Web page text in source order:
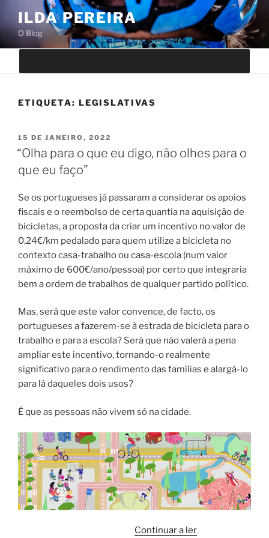
o
conteúdo
ILDA PEREIRA
O Blog
ETIQUETA: LEGISLATIVAS
PUBLICADO
EM
15 DE JANEIRO, 2022
“Olha para o que eu digo, não olhes para o
que eu faço”
Se os portugueses já passaram a considerar os apoios
fiscais e o reembolso de certa quantia na aquisição de
bicicletas, a proposta da criar um incentivo no valor de
0,24€/km pedalado para quem utilize a bicicleta no
contexto casa-trabalho ou casa-escola (num valor
máximo de 600€/ano/pessoa) por certo que integraria
bem a ordem de trabalhos de qualquer partido político.
Mas, será que este valor convence, de facto, os
portugueses a fazerem-se à estrada de bicicleta para o
trabalho e para a escola? Será que não valerá a pena
ampliar este incentivo, tornando-o realmente
significativo para o rendimento das famílias e alargá-lo
para lá daqueles dois usos?
É que as pessoas não vivem só na cidade.
Continuar a ler““Olha